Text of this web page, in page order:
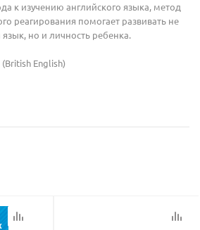
к изучению английского языка, метод
реагирования помогает развивать не
но и личность ребенка.
English)